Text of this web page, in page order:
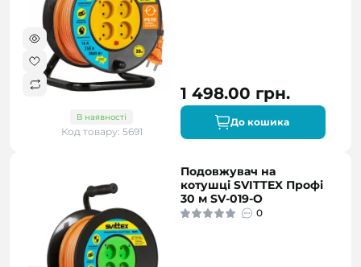
В наявності
Код товару: 5691
1 498.00 грн.
До кошика
Подовжувач на
котушці SVITTEX Профі
30 м SV-019-О
0